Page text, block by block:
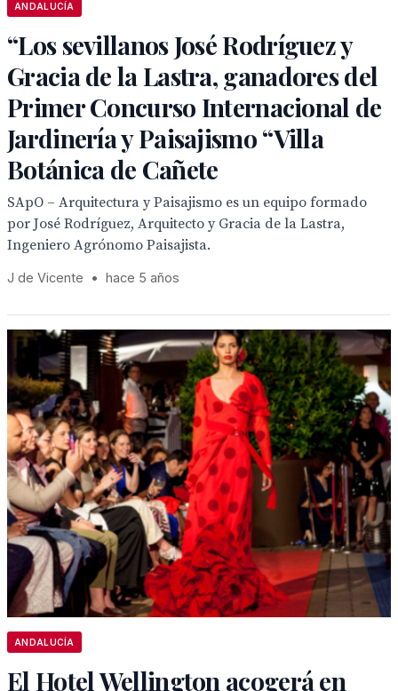
ANDALUCÍA
“Los sevillanos José Rodríguez y
Gracia de la Lastra, ganadores del
Primer Concurso Internacional de
Jardinería y Paisajismo “Villa
Botánica de Cañete
SApO – Arquitectura y Paisajismo es un equipo formado
por José Rodríguez, Arquitecto y Gracia de la Lastra,
Ingeniero Agrónomo Paisajista.
J de Vicente • hace 5 años
ANDALUCÍA
El Hotel Wellington acogerá en